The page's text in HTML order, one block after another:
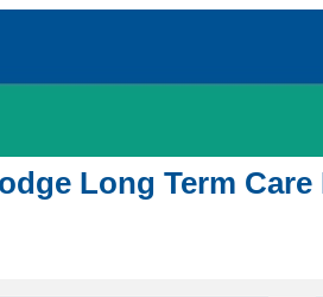
Long Term